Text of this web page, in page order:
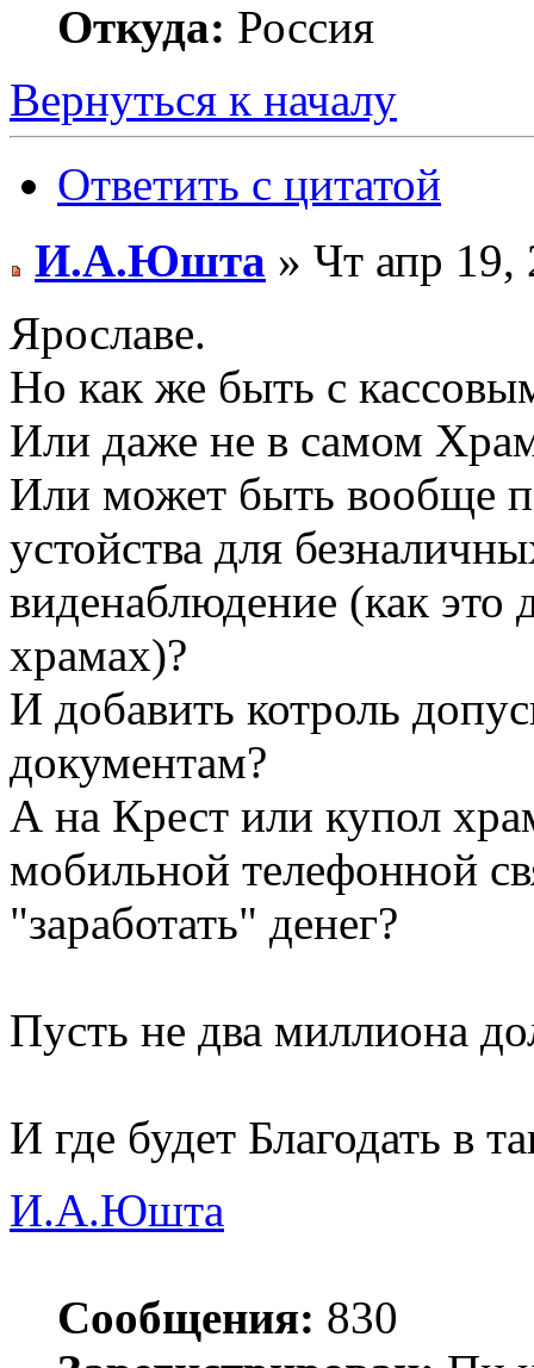
Откуда: Россия
Вернуться к началу
Ответить с цитатой
И.А.Юшта » Чт апр 19,
Ярославе.
Но как же быть с
Или даже не в самом
Или может быть вообще
устойства для
виденаблюдение (как это
храмах)?
И добавить котроль
документам?
А на Крест или купол
мобильной телефонной
"заработать" денег?
Пусть не два миллиона
И где будет Благодать в
И.А.Юшта
Сообщения: 830